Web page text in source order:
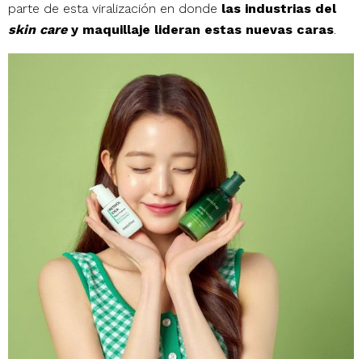
parte de esta viralización en donde las industrias del
skin care y maquillaje lideran estas nuevas caras.